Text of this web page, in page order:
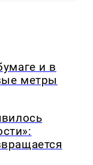
и в
метры